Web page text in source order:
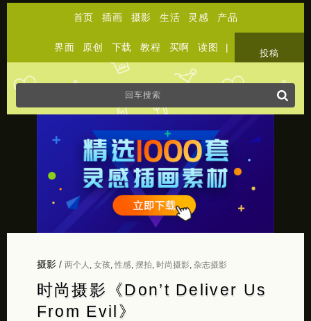
首页 插画 摄影 生活 灵感 产品
界面 原创 下载 教程 买啊 读图 |
投稿
摄影/ 两个人 女孩, 性感, 摆拍 时尚摄影, 杂志摄影
时尚摄影《Don’t Deliver Us
From Evil》